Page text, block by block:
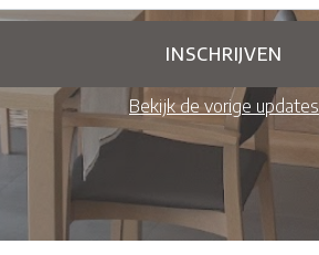
Bekijk de vorige updates